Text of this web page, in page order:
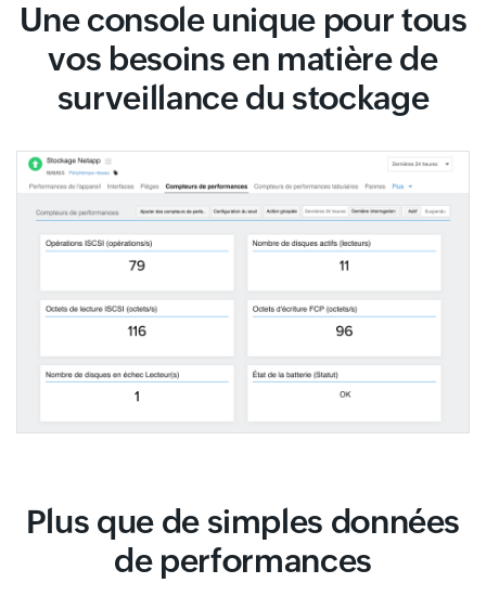
Une console unique pour tous
vos besoins en matière de
surveillance du stockage
Plus que de simples données
de performances